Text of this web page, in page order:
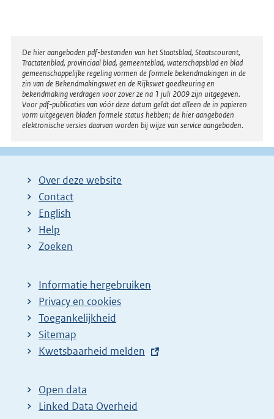
e
l
i
n
k
:
Disclaimer
De hier aangeboden pdf-bestanden van het Staatsblad, Staatscourant,
Tractatenblad, provinciaal blad, gemeenteblad, waterschapsblad en blad
gemeenschappelijke regeling vormen de formele bekendmakingen in de
zin van de Bekendmakingswet en de Rijkswet goedkeuring en
bekendmaking verdragen voor zover ze na 1 juli 2009 zijn uitgegeven.
Voor pdf-publicaties van vóór deze datum geldt dat alleen de in papieren
vorm uitgegeven bladen formele status hebben; de hier aangeboden
elektronische versies daarvan worden bij wijze van service aangeboden.
Over deze website
Contact
English
Help
Zoeken
Informatie hergebruiken
Privacy en cookies
Toegankelijkheid
Sitemap
E
t
e
Kwetsbaarheid melden
Open data
Linked Data Overheid